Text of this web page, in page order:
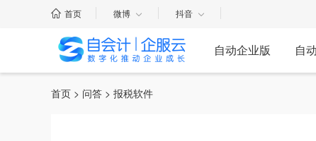
首页 微博 抖音
自动企业版 自
首页 > 问答 > 报税软件